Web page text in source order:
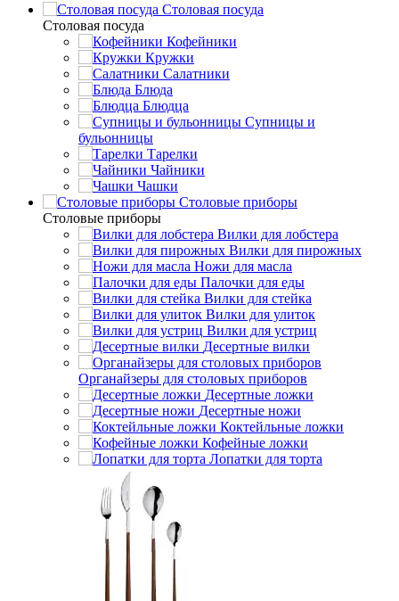
Столовая посуда
Столовая посуда
Кофейники
Кружки
Салатники
Блюда
Блюдца
Супницы и
бульонницы
Тарелки
Чайники
Чашки
Cтоловые приборы
Cтоловые приборы
Вилки для лобстера
Вилки для пирожных
Ножи для масла
Палочки для еды
Вилки для стейка
Вилки для улиток
Вилки для устриц
Десертные вилки
Органайзеры для столовых приборов
Десертные ложки
Десертные ножи
Коктейльные ложки
Кофейные ложки
Лопатки для торта